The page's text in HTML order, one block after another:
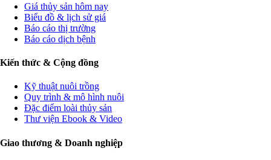
Giá thủy sản hôm nay
Biểu đồ & lịch sử giá
Báo cáo thị trường
Báo cáo dịch bệnh
Kiến thức & Cộng đồng
Kỹ thuật nuôi trồng
Quy trình & mô hình nuôi
Đặc điểm loài thủy sản
Thư viện Ebook & Video
Giao thương & Doanh nghiệp